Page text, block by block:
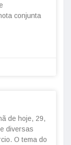
conjunta
de hoje, 29,
diversas
O tema do